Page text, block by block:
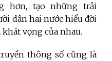
hơn, tạo những trải
dân hai nước hiểu đời
vọng của nhau.
thông số cũng là